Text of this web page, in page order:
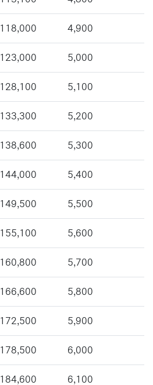
118,000 4,900
123,000 5,000
128,100 5,100
133,300 5,200
138,600 5,300
144,000 5,400
149,500 5,500
155,100 5,600
160,800 5,700
166,600 5,800
172,500 5,900
178,500 6,000
184,600 6,100